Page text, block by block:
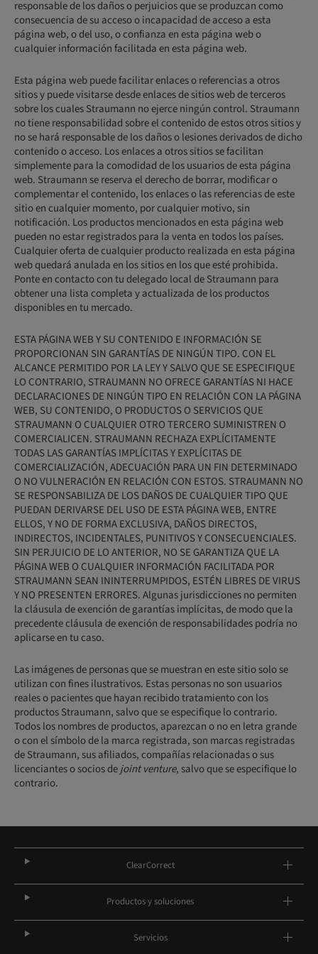
responsable de los daños o perjuicios que se produzcan como
consecuencia de su acceso o incapacidad de acceso a esta
página web, o del uso, o confianza en esta página web o
cualquier información facilitada en esta página web.
Esta página web puede facilitar enlaces o referencias a otros
sitios y puede visitarse desde enlaces de sitios web de terceros
sobre los cuales Straumann no ejerce ningún control. Straumann
no tiene responsabilidad sobre el contenido de estos otros sitios y
no se hará responsable de los daños o lesiones derivados de dicho
contenido o acceso. Los enlaces a otros sitios se facilitan
simplemente para la comodidad de los usuarios de esta página
web. Straumann se reserva el derecho de borrar, modificar o
complementar el contenido, los enlaces o las referencias de este
sitio en cualquier momento, por cualquier motivo, sin
notificación. Los productos mencionados en esta página web
pueden no estar registrados para la venta en todos los países.
Cualquier oferta de cualquier producto realizada en esta página
web quedará anulada en los sitios en los que esté prohibida.
Ponte en contacto con tu delegado local de Straumann para
obtener una lista completa y actualizada de los productos
disponibles en tu mercado.
ESTA PÁGINA WEB Y SU CONTENIDO E INFORMACIÓN SE
PROPORCIONAN SIN GARANTÍAS DE NINGÚN TIPO. CON EL
ALCANCE PERMITIDO POR LA LEY Y SALVO QUE SE ESPECIFIQUE
LO CONTRARIO, STRAUMANN NO OFRECE GARANTÍAS NI HACE
DECLARACIONES DE NINGÚN TIPO EN RELACIÓN CON LA PÁGINA
WEB, SU CONTENIDO, O PRODUCTOS O SERVICIOS QUE
STRAUMANN O CUALQUIER OTRO TERCERO SUMINISTREN O
COMERCIALICEN. STRAUMANN RECHAZA EXPLÍCITAMENTE
TODAS LAS GARANTÍAS IMPLÍCITAS Y EXPLÍCITAS DE
COMERCIALIZACIÓN, ADECUACIÓN PARA UN FIN DETERMINADO
O NO VULNERACIÓN EN RELACIÓN CON ESTOS. STRAUMANN NO
SE RESPONSABILIZA DE LOS DAÑOS DE CUALQUIER TIPO QUE
PUEDAN DERIVARSE DEL USO DE ESTA PÁGINA WEB, ENTRE
ELLOS, Y NO DE FORMA EXCLUSIVA, DAÑOS DIRECTOS,
INDIRECTOS, INCIDENTALES, PUNITIVOS Y CONSECUENCIALES.
SIN PERJUICIO DE LO ANTERIOR, NO SE GARANTIZA QUE LA
PÁGINA WEB O CUALQUIER INFORMACIÓN FACILITADA POR
STRAUMANN SEAN ININTERRUMPIDOS, ESTÉN LIBRES DE VIRUS
Y NO PRESENTEN ERRORES. Algunas jurisdicciones no permiten
la cláusula de exención de garantías implícitas, de modo que la
precedente cláusula de exención de responsabilidades podría no
aplicarse en tu caso.
Las imágenes de personas que se muestran en este sitio solo se
utilizan con fines ilustrativos. Estas personas no son usuarios
reales o pacientes que hayan recibido tratamiento con los
productos Straumann, salvo que se especifique lo contrario.
Todos los nombres de productos, aparezcan o no en letra grande
o con el símbolo de la marca registrada, son marcas registradas
de Straumann, sus afiliados, compañías relacionadas o sus
licenciantes o socios dejoint venture, salvo que se especifique lo
contrario.
ClearCorrect
Productos y soluciones
Servicios